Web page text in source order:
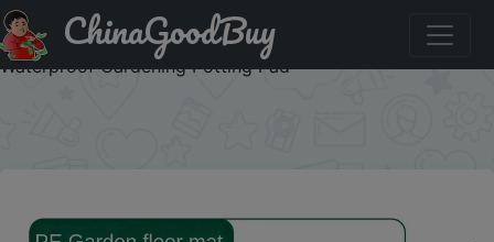
Купить по акции: 5050cm Flower Pots Transplanting Mats
Gardening Planting Mat Pe Plant Repotting Mat Foldable
Waterproof Gardening Potting Pad
ChinaGoodBuy